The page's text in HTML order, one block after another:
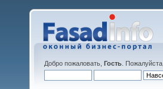
Добро пожаловать, Гость . Пожалуйста,